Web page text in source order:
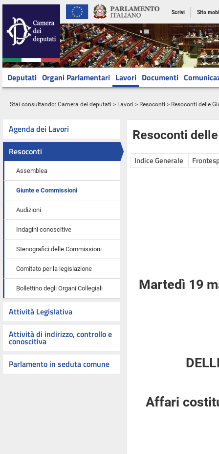
Scrivi Sito
Deputati Organi Parlamentari Lavori Documenti
Stai consultando: Camera dei deputati > Lavori > Resoconti > Resoconti delle
Agenda dei Lavori
Resoconti
Assemblea
Giunte e Commissioni
Audizioni
Indagini conoscitive
Stenografici delle Commissioni
Comitato per la legislazione
Bollettino degli Organi Collegiali
Attività Legislativa
Attività di indirizzo, controllo e
conoscitiva
Parlamento in seduta comune
Resoconti
Indice Generale
Martedì 19
Affari